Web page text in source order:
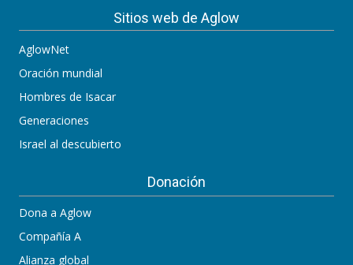
Sitios web de Aglow
AglowNet
Oración mundial
Hombres de Isacar
Generaciones
Israel al descubierto
Donación
Dona a Aglow
Compañía A
Alianza global